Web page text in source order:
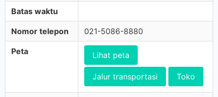
Batas waktu
Nomor telepon 021-5086-8880
Peta Lihat peta
Jalur transportasi Toko